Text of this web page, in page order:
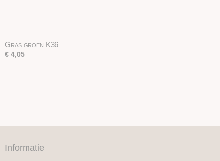
Gras groen K36
€ 4,05
Informatie